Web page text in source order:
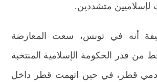
متشددين.
أنه في تونس، سعت المعارضة
من قدر الحكومة الإسلامية المنتخبة
قطر، في حين اتهمت قطر داخل